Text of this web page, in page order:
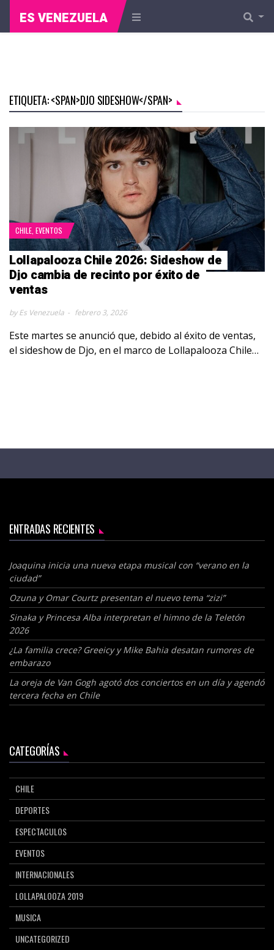
ES VENEZUELA
ETIQUETA: <SPAN>DJO SIDESHOW</SPAN>
CHILE EVENTOS
Lollapalooza Chile 2026: Sideshow de
Djo cambia de recinto por éxito de
ventas
by Es Venezuela febrero 3, 2026
Este martes se anunció que, debido al éxito de ventas,
el sideshow de Djo, en el marco de Lollapalooza Chile…
ENTRADAS RECIENTES
Joaquina inicia una nueva etapa musical con “verano en la
ciudad”
Ozuna y Omar Courtz presentan el nuevo tema “zizi”
Sinaka y Princesa Alba interpretan el himno de la Teletón
2026
¿La familia crece? Greeicy y Mike Bahia desatan rumores de
embarazo
La oreja de Van Gogh agotó dos conciertos en un día y agendó
tercera fecha en Chile
CATEGORÍAS
CHILE
DEPORTES
ESPECTACULOS
EVENTOS
INTERNACIONALES
LOLLAPALOOZA 2019
MUSICA
UNCATEGORIZED